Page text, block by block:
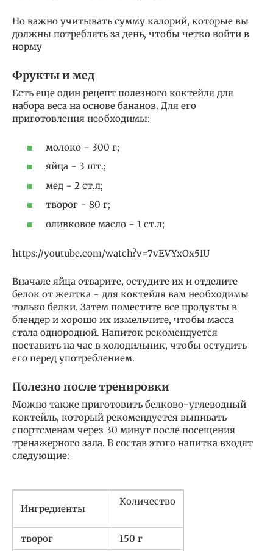
Но важно учитывать сумму калорий, которые вы
должны потреблять за день, чтобы четко войти в
норму
Фрукты и мед
Есть еще один рецепт полезного коктейля для
набора веса на основе бананов. Для его
приготовления необходимы:
молоко − 300 г;
яйца − 3 шт.;
мед − 2 ст.л;
творог − 80 г;
оливковое масло − 1 ст.л;
https://youtube.com/watch?v=7vEVYxOx51U
Вначале яйца отварите, остудите их и отделите
белок от желтка − для коктейля вам необходимы
только белки. Затем поместите все продукты в
блендер и хорошо их измельчите, чтобы масса
стала однородной. Напиток рекомендуется
поставить на час в холодильник, чтобы остудить
его перед употреблением.
Полезно после тренировки
Можно также приготовить белково-углеводный
коктейль, который рекомендуется выпивать
спортсменам через 30 минут после посещения
тренажерного зала. В состав этого напитка входят
следующие:
Ингредиенты
Количество
творог
150 г